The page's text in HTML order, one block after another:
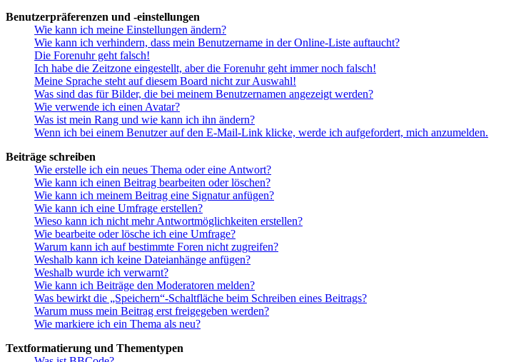
Benutzerpräferenzen und -einstellungen
Wie kann ich meine Einstellungen ändern?
Wie kann ich verhindern, dass mein Benutzername in der Online-Liste auftaucht?
Die Forenuhr geht falsch!
Ich habe die Zeitzone eingestellt, aber die Forenuhr geht immer noch falsch!
Meine Sprache steht auf diesem Board nicht zur Auswahl!
Was sind das für Bilder, die bei meinem Benutzernamen angezeigt werden?
Wie verwende ich einen Avatar?
Was ist mein Rang und wie kann ich ihn ändern?
Wenn ich bei einem Benutzer auf den E-Mail-Link klicke, werde ich aufgefordert, mich anzumelden.
Beiträge schreiben
Wie erstelle ich ein neues Thema oder eine Antwort?
Wie kann ich einen Beitrag bearbeiten oder löschen?
Wie kann ich meinem Beitrag eine Signatur anfügen?
Wie kann ich eine Umfrage erstellen?
Wieso kann ich nicht mehr Antwortmöglichkeiten erstellen?
Wie bearbeite oder lösche ich eine Umfrage?
Warum kann ich auf bestimmte Foren nicht zugreifen?
Weshalb kann ich keine Dateianhänge anfügen?
Weshalb wurde ich verwarnt?
Wie kann ich Beiträge den Moderatoren melden?
Was bewirkt die „Speichern“-Schaltfläche beim Schreiben eines Beitrags?
Warum muss mein Beitrag erst freigegeben werden?
Wie markiere ich ein Thema als neu?
Textformatierung und Thementypen